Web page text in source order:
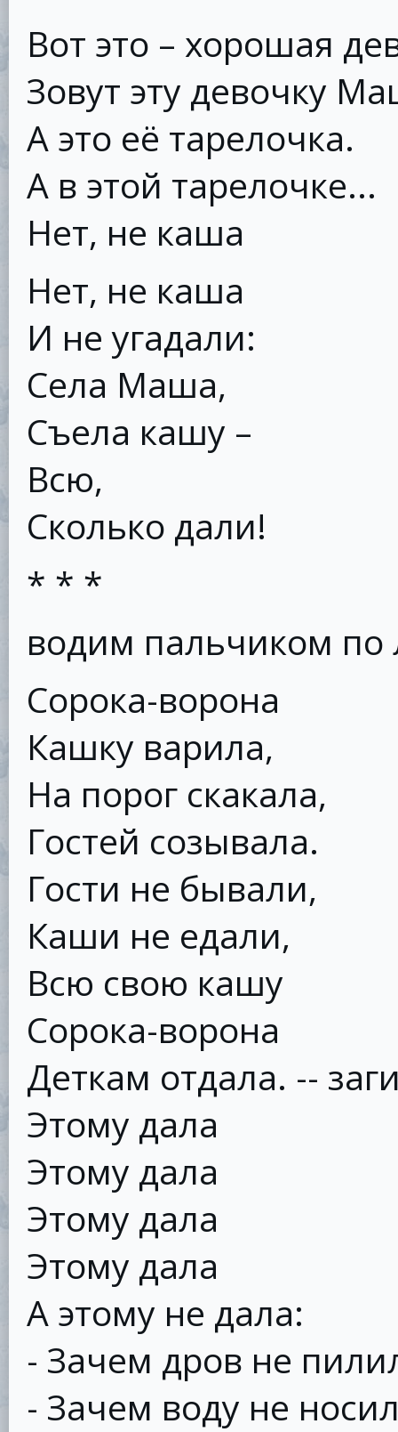
Вот это – хорошая
Зовут эту девочку
А это её тарелочка.
А в этой тарелочке...
Нет, не каша
Нет, не каша
И не угадали:
Села Маша,
Съела кашу –
Всю,
Сколько дали!
* * *
водим пальчиком по
Сорока-ворона
Кашку варила,
На порог скакала,
Гостей созывала.
Гости не бывали,
Каши не едали,
Всю свою кашу
Сорока-ворона
Деткам отдала. --
Этому дала
Этому дала
Этому дала
Этому дала
А этому не дала:
- Зачем дров не
- Зачем воду не